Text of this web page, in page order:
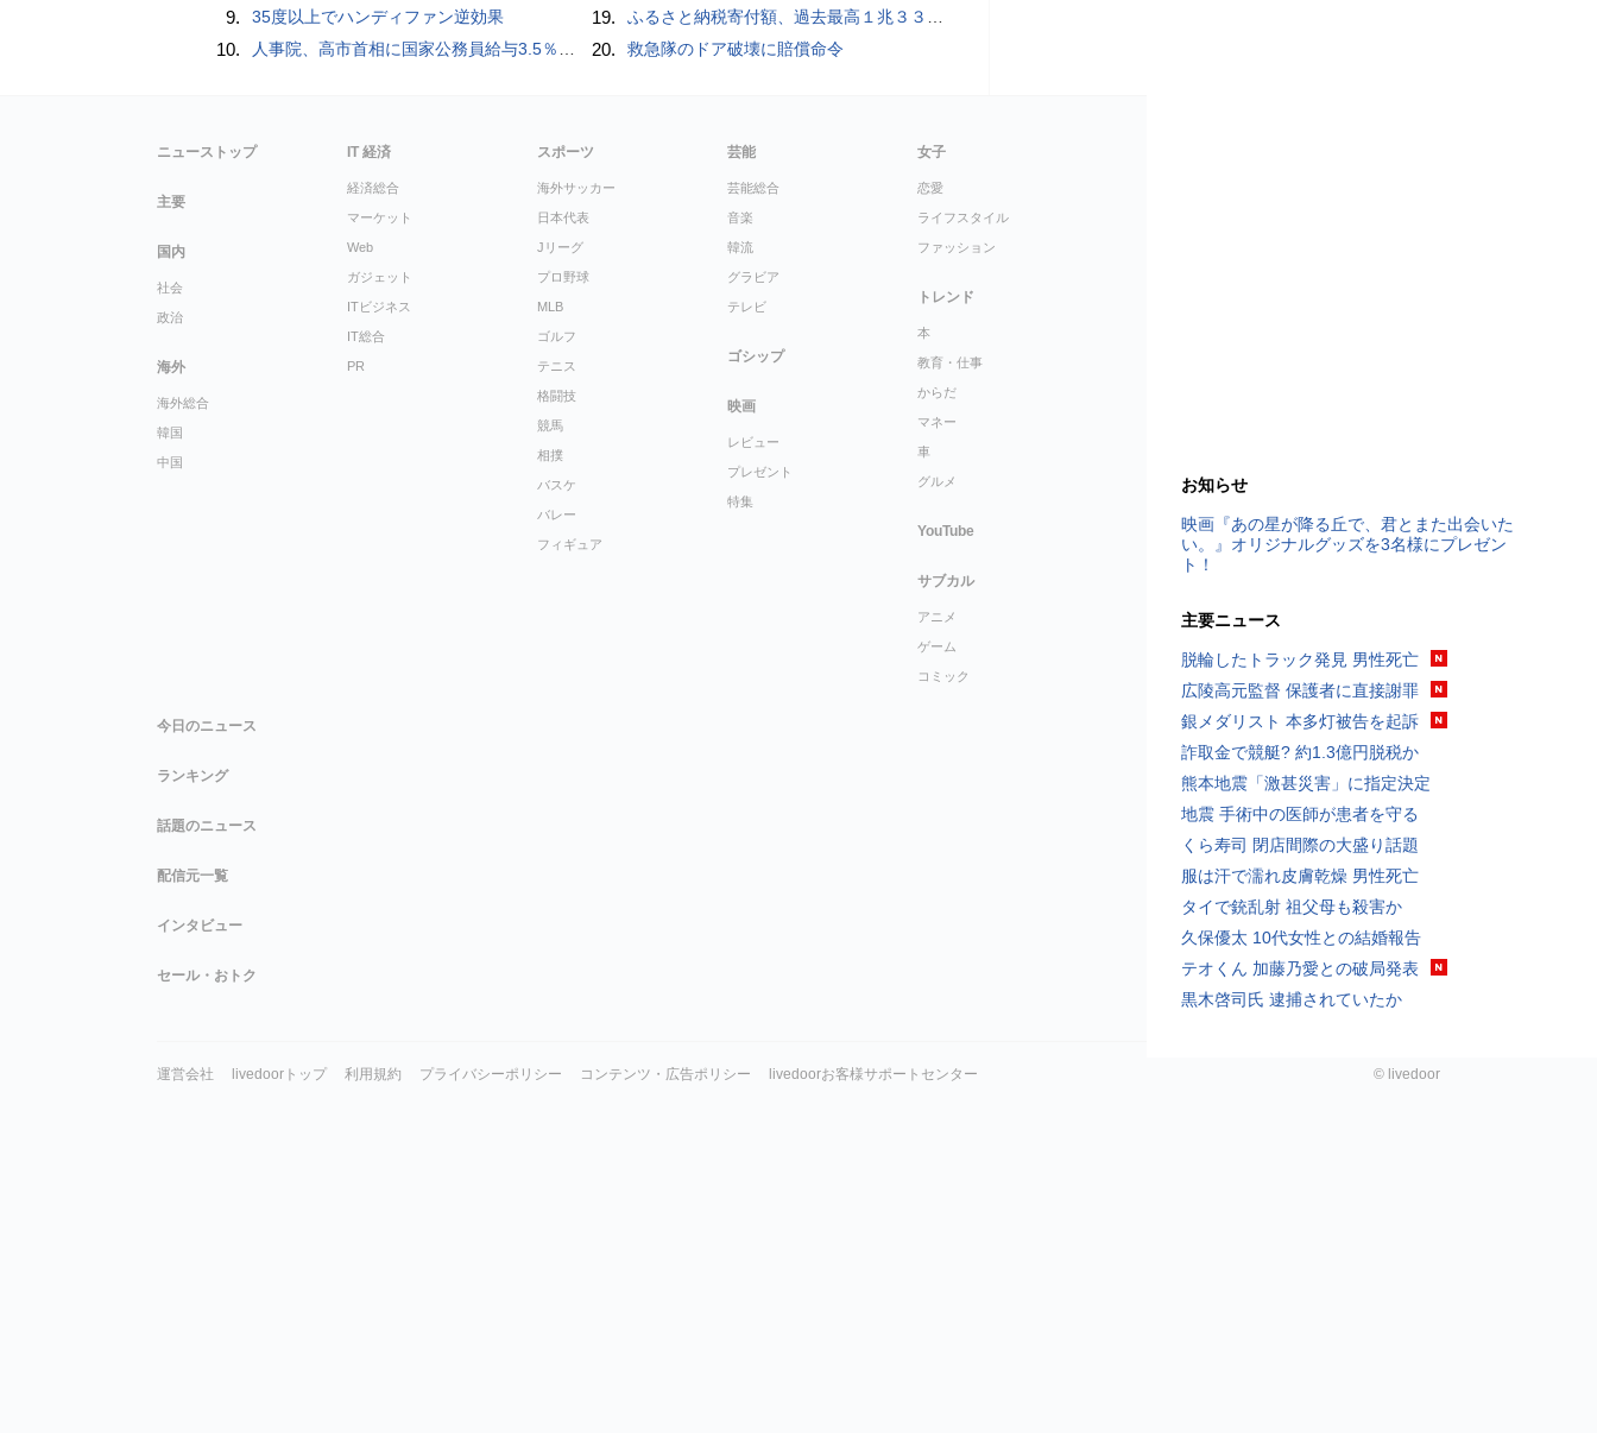
9. 35度以上でハンディファン逆効果
10. 人事院、高市首相に国家公務員給与3.5％超の大幅ベースアップを勧告
19. ふるさと納税寄付額、過去最高１兆３３１４億円…住民税控除額最大は横浜市の３７３億円
20. 救急隊のドア破壊に賠償命令
お知らせ
映画『あの星が降る丘で、君とまた出会いた
い。』オリジナルグッズを3名様にプレゼン
ト！
主要ニュース
脱輪したトラック発見 男性死亡
広陵高元監督 保護者に直接謝罪
銀メダリスト 本多灯被告を起訴
詐取金で競艇? 約1.3億円脱税か
熊本地震「激甚災害」に指定決定
地震 手術中の医師が患者を守る
くら寿司 閉店間際の大盛り話題
服は汗で濡れ皮膚乾燥 男性死亡
タイで銃乱射 祖父母も殺害か
久保優太 10代女性との結婚報告
テオくん 加藤乃愛との破局発表
黒木啓司氏 逮捕されていたか
ニューストップ
主要
国内
社会
政治
海外
海外総合
韓国
中国
IT 経済
経済総合
マーケット
Web
ガジェット
ITビジネス
IT総合
PR
スポーツ
海外サッカー
日本代表
Jリーグ
プロ野球
MLB
ゴルフ
テニス
格闘技
競馬
相撲
バスケ
バレー
フィギュア
芸能
芸能総合
音楽
韓流
グラビア
テレビ
ゴシップ
映画
レビュー
プレゼント
特集
女子
恋愛
ライフスタイル
ファッション
トレンド
本
教育・仕事
からだ
マネー
車
グルメ
YouTube
サブカル
アニメ
ゲーム
コミック
今日のニュース
ランキング
話題のニュース
配信元一覧
インタビュー
セール・おトク
運営会社 livedoorトップ 利用規約 プライバシーポリシー コンテンツ・広告ポリシー livedoorお客様サポートセンター © livedoor